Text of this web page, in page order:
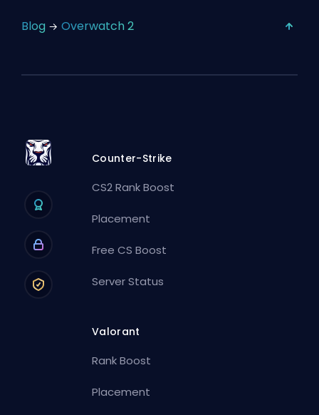
Blog Overwatch 2
Counter-Strike
CS2 Rank Boost
Placement
Free CS Boost
Server Status
Valorant
Rank Boost
Placement